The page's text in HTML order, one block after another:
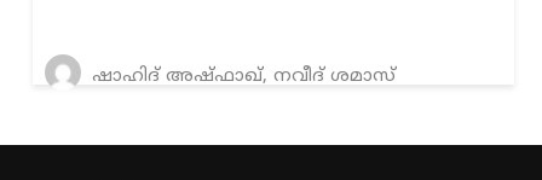
ഷാഹിദ് അഷ്ഫാഖ്, നവീദ് ശമാസ്